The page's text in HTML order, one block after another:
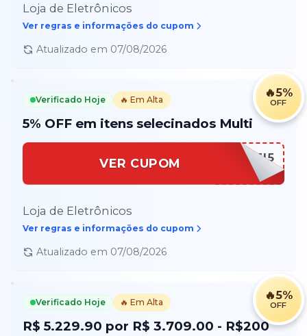
Loja de Eletrônicos
Ver regras e informações do cupom
Atualizado em 07/08/2026
🔥5%
OFF
Verificado Hoje 🔥 Em Alta
5% OFF em itens selecinados Multi
VER CUPOM MULTI5
Loja de Eletrônicos
Ver regras e informações do cupom
Atualizado em 07/08/2026
🔥5%
OFF
Verificado Hoje 🔥 Em Alta
R$ 5.229.90 por R$ 3.709.00 - R$200